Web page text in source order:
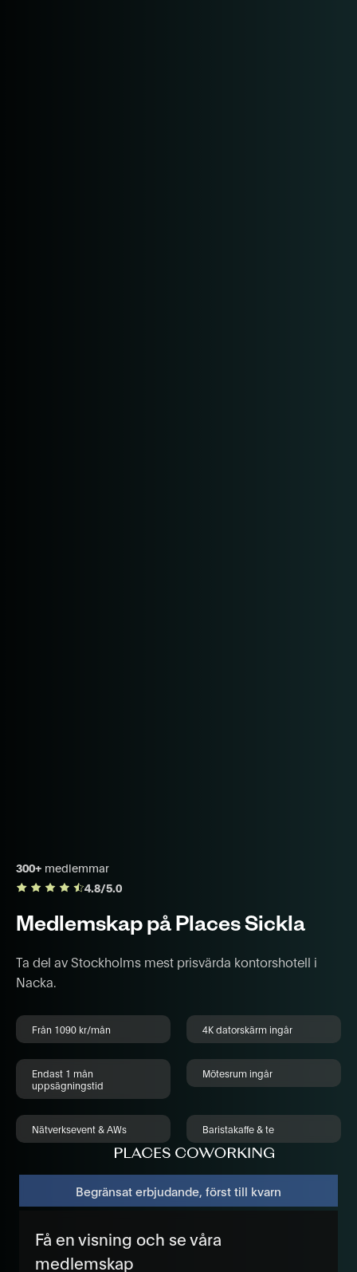
300+ medlemmar
4.8/5.0
Medlemskap på Places Sickla
Ta del av Stockholms mest prisvärda kontorshotell i
Nacka.
Från 1090 kr/mån 4K datorskärm ingår
Endast 1 mån
uppsägningstid
Mötesrum ingår
Nätverksevent & AWs Baristakaffe & te
Begränsat erbjudande, först till kvarn
Få en visning och se våra
medlemskap